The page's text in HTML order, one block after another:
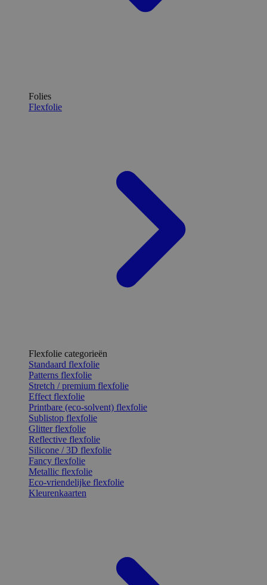
Folies
Flexfolie
Flexfolie categorieën
Standaard flexfolie
Patterns flexfolie
Stretch / premium flexfolie
Effect flexfolie
Printbare (eco-solvent) flexfolie
Sublistop flexfolie
Glitter flexfolie
Reflective flexfolie
Silicone / 3D flexfolie
Fancy flexfolie
Metallic flexfolie
Eco-vriendelijke flexfolie
Kleurenkaarten